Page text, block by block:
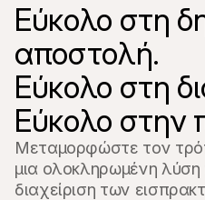
Εύκολο στη
αποστολή.
Εύκολο στη
Εύκολο στην
Μεταμορφώστε τον
μια ολοκληρωμένη λύση
διαχείριση των